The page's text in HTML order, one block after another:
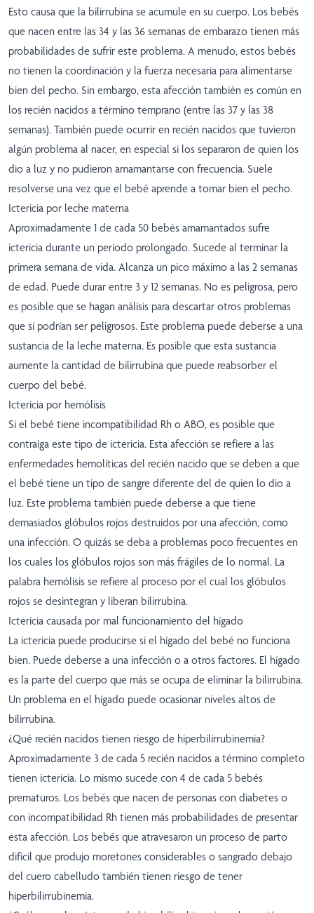
Esto causa que la bilirrubina se acumule en su cuerpo. Los bebés
que nacen entre las 34 y las 36 semanas de embarazo tienen más
probabilidades de sufrir este problema. A menudo, estos bebés
no tienen la coordinación y la fuerza necesaria para alimentarse
bien del pecho. Sin embargo, esta afección también es común en
los recién nacidos a término temprano (entre las 37 y las 38
semanas). También puede ocurrir en recién nacidos que tuvieron
algún problema al nacer, en especial si los separaron de quien los
dio a luz y no pudieron amamantarse con frecuencia. Suele
resolverse una vez que el bebé aprende a tomar bien el pecho.
Ictericia por leche materna
Aproximadamente 1 de cada 50 bebés amamantados sufre
ictericia durante un período prolongado. Sucede al terminar la
primera semana de vida. Alcanza un pico máximo a las 2 semanas
de edad. Puede durar entre 3 y 12 semanas. No es peligrosa, pero
es posible que se hagan análisis para descartar otros problemas
que sí podrían ser peligrosos. Este problema puede deberse a una
sustancia de la leche materna. Es posible que esta sustancia
aumente la cantidad de bilirrubina que puede reabsorber el
cuerpo del bebé.
Ictericia por hemólisis
Si el bebé tiene incompatibilidad Rh o ABO, es posible que
contraiga este tipo de ictericia. Esta afección se refiere a las
enfermedades hemolíticas del recién nacido que se deben a que
el bebé tiene un tipo de sangre diferente del de quien lo dio a
luz. Este problema también puede deberse a que tiene
demasiados glóbulos rojos destruidos por una afección, como
una infección. O quizás se deba a problemas poco frecuentes en
los cuales los glóbulos rojos son más frágiles de lo normal. La
palabra hemólisis se refiere al proceso por el cual los glóbulos
rojos se desintegran y liberan bilirrubina.
Ictericia causada por mal funcionamiento del hígado
La ictericia puede producirse si el hígado del bebé no funciona
bien. Puede deberse a una infección o a otros factores. El hígado
es la parte del cuerpo que más se ocupa de eliminar la bilirrubina.
Un problema en el hígado puede ocasionar niveles altos de
bilirrubina.
¿Qué recién nacidos tienen riesgo de hiperbilirrubinemia?
Aproximadamente 3 de cada 5 recién nacidos a término completo
tienen ictericia. Lo mismo sucede con 4 de cada 5 bebés
prematuros. Los bebés que nacen de personas con diabetes o
con incompatibilidad Rh tienen más probabilidades de presentar
esta afección. Los bebés que atravesaron un proceso de parto
difícil que produjo moretones considerables o sangrado debajo
del cuero cabelludo también tienen riesgo de tener
hiperbilirrubinemia.